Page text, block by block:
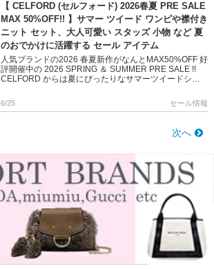
【 CELFORD (セルフォード) 2026春夏 PRE SALE
MAX 50%OFF!! 】サマー ツイード ワンピや襟付き
ニット セット、大人可愛い スタッズ 小物 など 夏
のおでかけに活躍する セール アイテム
人気ブランドの2026 春夏新作がなんとMAX50%OFF 好
評開催中の 2026 SPRING ＆ SUMMER PRE SALE !!
CELFORD からは夏にぴったりなサマーツイードシリ
6/25 セール情報
次へ